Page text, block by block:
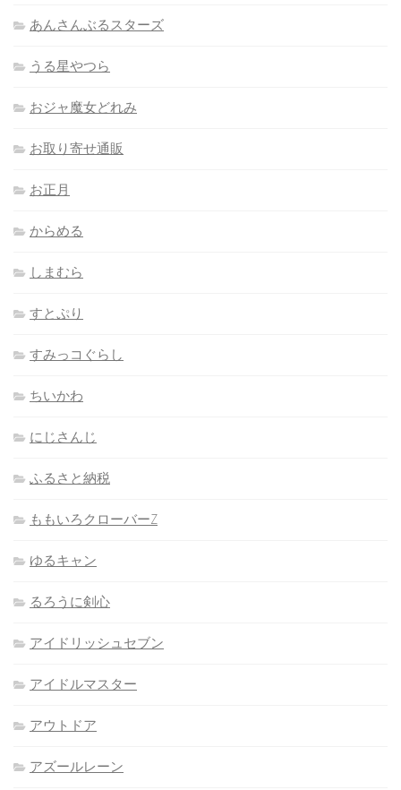
あんさんぶるスターズ
うる星やつら
おジャ魔女どれみ
お取り寄せ通販
お正月
からめる
しまむら
すとぷり
すみっコぐらし
ちいかわ
にじさんじ
ふるさと納税
ももいろクローバーZ
ゆるキャン
るろうに剣心
アイドリッシュセブン
アイドルマスター
アウトドア
アズールレーン